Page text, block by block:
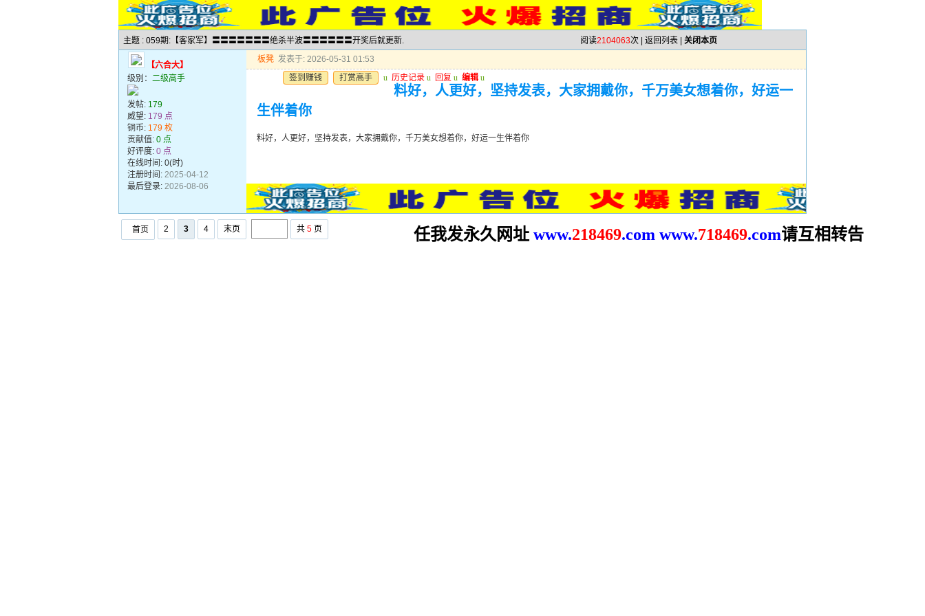
主题 : 059期:【客家军】〓〓〓〓〓〓〓绝杀半波〓〓〓〓〓〓开奖后就更新. 阅读2104063次 | 返回列表 关闭本页
【六合大】
级别： 二级高手
发帖: 179
威望: 179 点
铜币: 179 枚
贡献值: 0 点
好评度: 0 点
在线时间: 0(时)
注册时间: 2025-04-12
最后登录: 2026-08-06
板凳 发表于: 2026-05-31 01:53
签到赚钱
打赏高手 u 历史记录 u 回复 u 编辑 u
料好，人更好，坚持发表，大家拥戴你，千万美女想着你，好运一
生伴着你
料好，人更好，坚持发表，大家拥戴你，千万美女想着你，好运一生伴着你
首页 2 3 4 末页 共 5 页 任我发永久网址 www.218469.com www.718469.com请互相转告